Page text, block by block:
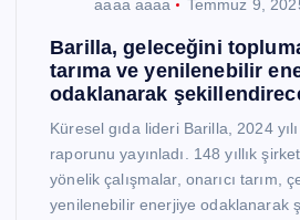
aaaa aaaa Temmuz 9,
Barilla, geleceğini
tarıma ve yenilenebilir
odaklanarak
Küresel gıda lideri Barilla, 2024
raporunu yayınladı. 148 yıllık
yönelik çalışmalar, onarıcı tarım,
yenilenebilir enerjiye odaklanarak